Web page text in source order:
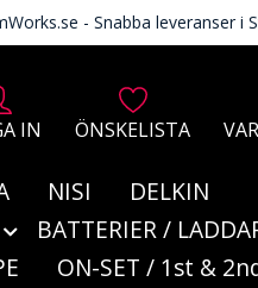
- Snabba leveranser i
IN ÖNSKELISTA
NISI
DELKIN
BATTERIER /
ON-SET / 1st &